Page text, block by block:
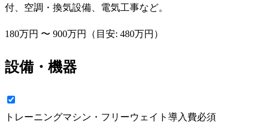
付、空調・換気設備、電気工事など。
180万円 〜 900万円 （目安: 480万円 ）
設備・機器
トレーニングマシン・フリーウェイト導入費必須